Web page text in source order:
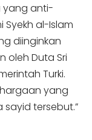
yang anti-
al-Islam
diinginkan
oleh Duta Sri
Turki.
yang
tersebut.”